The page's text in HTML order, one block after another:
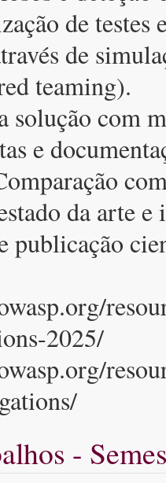
de testes
de
teaming).
solução com
e
da arte
publicação
2025/
-